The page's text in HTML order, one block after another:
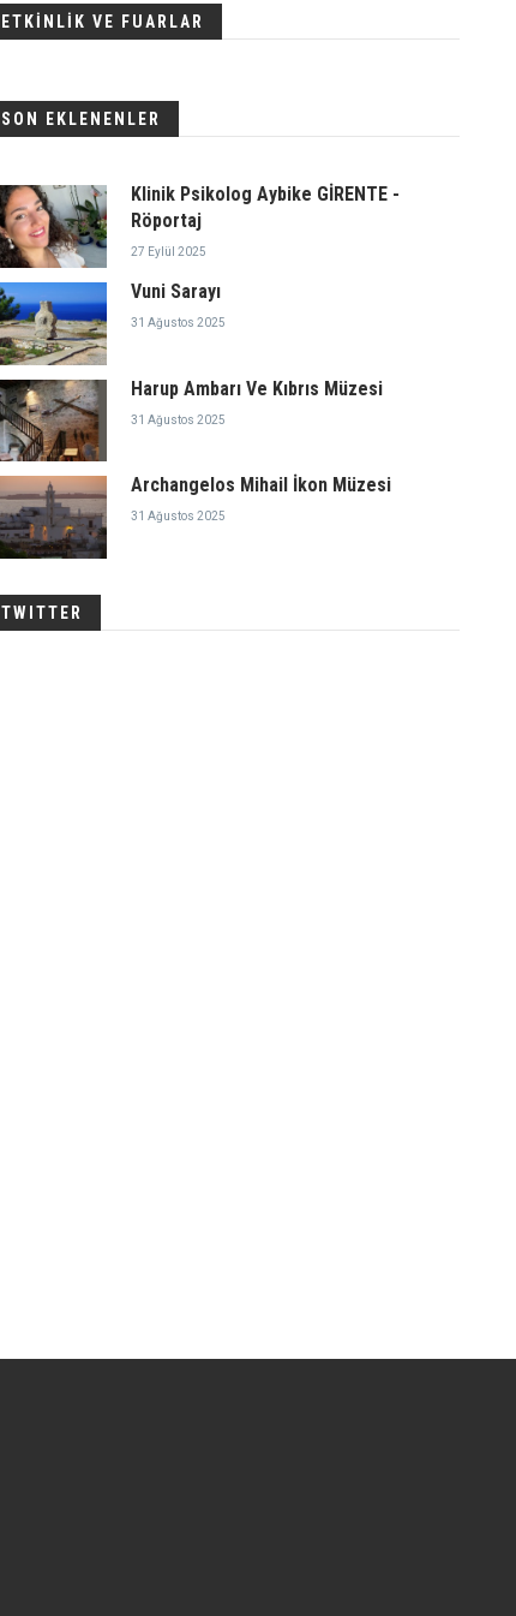
ETKİNLİK VE FUARLAR
SON EKLENENLER
Klinik Psikolog Aybike GİRENTE -
Röportaj
27 Eylül 2025
Vuni Sarayı
31 Ağustos 2025
Harup Ambarı Ve Kıbrıs Müzesi
31 Ağustos 2025
Archangelos Mihail İkon Müzesi
31 Ağustos 2025
TWITTER